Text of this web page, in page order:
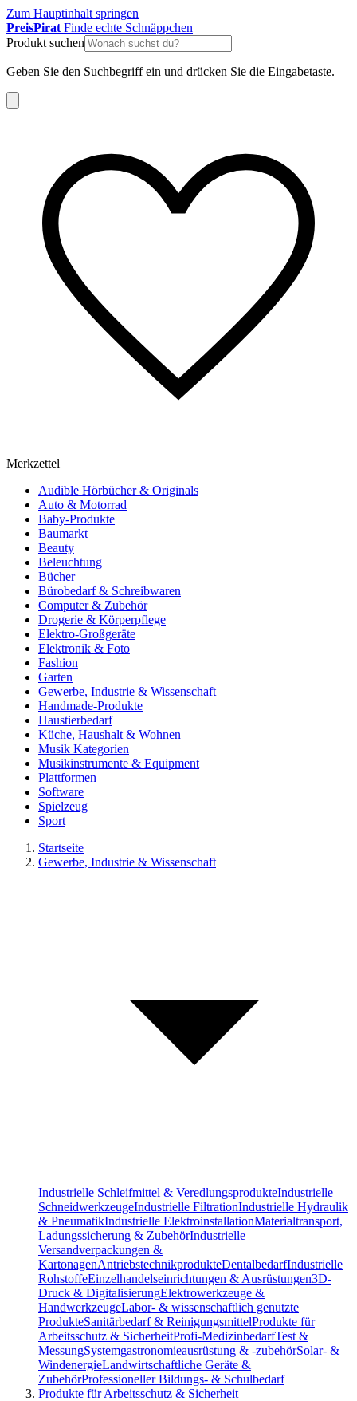
Zum Hauptinhalt springen
PreisPirat Finde echte Schnäppchen
Produkt suchen
Geben Sie den Suchbegriff ein und drücken Sie die Eingabetaste.
Merkzettel
Audible Hörbücher & Originals
Auto & Motorrad
Baby-Produkte
Baumarkt
Beauty
Beleuchtung
Bücher
Bürobedarf & Schreibwaren
Computer & Zubehör
Drogerie & Körperpflege
Elektro-Großgeräte
Elektronik & Foto
Fashion
Garten
Gewerbe, Industrie & Wissenschaft
Handmade-Produkte
Haustierbedarf
Küche, Haushalt & Wohnen
Musik Kategorien
Musikinstrumente & Equipment
Plattformen
Software
Spielzeug
Sport
Startseite
Gewerbe, Industrie & Wissenschaft
Industrielle Schleifmittel & VeredlungsprodukteIndustrielle
SchneidwerkzeugeIndustrielle FiltrationIndustrielle Hydraulik
& PneumatikIndustrielle ElektroinstallationMaterialtransport,
Ladungssicherung & ZubehörIndustrielle
Versandverpackungen &
KartonagenAntriebstechnikprodukteDentalbedarfIndustrielle
RohstoffeEinzelhandelseinrichtungen & Ausrüstungen3D-
Druck & DigitalisierungElektrowerkzeuge &
HandwerkzeugeLabor- & wissenschaftlich genutzte
ProdukteSanitärbedarf & ReinigungsmittelProdukte für
Arbeitsschutz & SicherheitProfi-MedizinbedarfTest &
MessungSystemgastronomieausrüstung & -zubehörSolar- &
WindenergieLandwirtschaftliche Geräte &
ZubehörProfessioneller Bildungs- & Schulbedarf
Produkte für Arbeitsschutz & Sicherheit